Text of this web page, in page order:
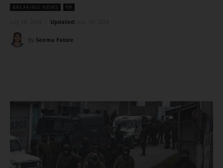
BREAKING NEWS देश
Updated:
By Seema Faizee